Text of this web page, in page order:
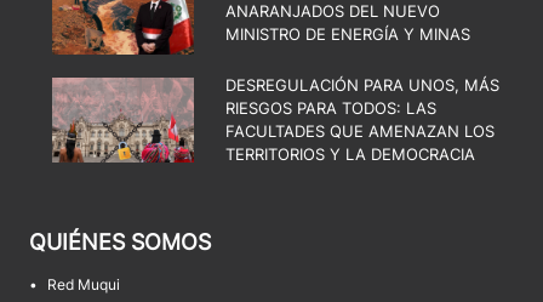
ANARANJADOS DEL NUEVO
MINISTRO DE ENERGÍA Y MINAS
DESREGULACIÓN PARA UNOS, MÁS
RIESGOS PARA TODOS: LAS
FACULTADES QUE AMENAZAN LOS
TERRITORIOS Y LA DEMOCRACIA
QUIÉNES SOMOS
• Red Muqui